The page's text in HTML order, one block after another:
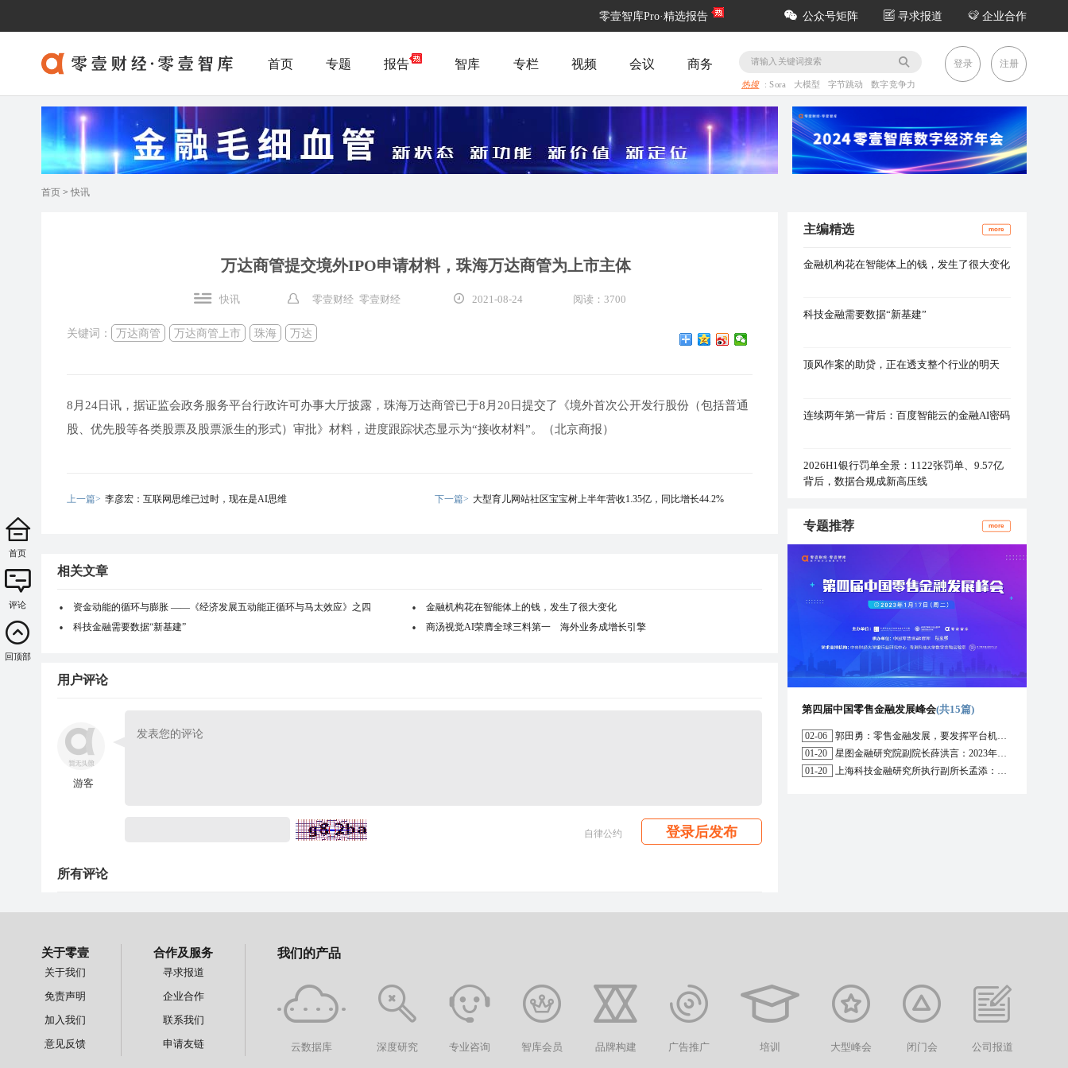
零壹智库Pro·精选报告 公众号矩阵 寻求报道 企业合作
首页 专题 报告 智库 专栏 视频 会议 商务
热搜 :Sora 大模型 字节跳动 数字竞争力
登录 注册
首页 > 快讯
万达商管提交境外IPO申请材料，珠海万达商管为上市主体
快讯 零壹财经 零壹财经 2021-08-24 阅读：3700
关键词： 万达商管 万达商管上市 珠海 万达
8月24日讯，据证监会政务服务平台行政许可办事大厅披露，珠海万达商管已于8月20日提交了《境外首次公开发行股份（包括普通
股、优先股等各类股票及股票派生的形式）审批》材料，进度跟踪状态显示为“接收材料”。（北京商报）
上一篇> 李彦宏：互联网思维已过时，现在是AI思维 下一篇> 大型育儿网站社区宝宝树上半年营收1.35亿，同比增长44.2%
相关文章
资金动能的循环与膨胀 ——《经济发展五动能正循环与马太效应》之四
金融机构花在智能体上的钱，发生了很大变化
科技金融需要数据“新基建”
商汤视觉AI荣膺全球三料第一 海外业务成增长引擎
用户评论
游客
自律公约 登录后发布
所有评论
主编精选 more
金融机构花在智能体上的钱，发生了很大变化
科技金融需要数据“新基建”
顶风作案的助贷，正在透支整个行业的明天
连续两年第一背后：百度智能云的金融AI密码
2026H1银行罚单全景：1122张罚单、9.57亿
背后，数据合规成新高压线
专题推荐 more
第四届中国零售金融发展峰会(共15篇)
02-06
郭田勇：零售金融发展，要发挥平台机构的作用
01-20
星图金融研究院副院长薛洪言：2023年消费信贷或迎来新起点
01-20
上海科技金融研究所执行副所长孟添：开放银行与嵌入式金融为数字普惠金融带来更大发展空间
首页
评论
回顶部
关于零壹
关于我们
免责声明
加入我们
意见反馈
合作及服务
寻求报道
企业合作
联系我们
申请友链
我们的产品
云数据库 深度研究 专业咨询 智库会员 品牌构建 广告推广 培训 大型峰会 闭门会 公司报道